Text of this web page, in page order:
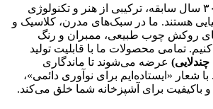
با ۳۰ سال سابقه، ترکیبی از هنر و تکنولوژی
هستند. ما در سبک‌های مدرن، کلاسیک و
روکش چوب طبیعی، ممبران و رنگ
تمامی محصولات ما با قابلیت تولید
عرضه می‌شوند تا ماندگاری
شعار «ایستاده‌ایم برای نوآوری دائمی»،
برای آشپزخانه شما خلق می‌کند.